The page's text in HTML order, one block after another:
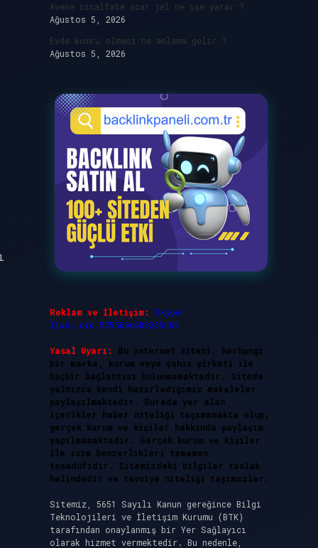
Avene cicalfate scar jel ne işe yarar ?
Ağustos 5, 2026
Evde kumru olması ne anlama gelir ?
Ağustos 5, 2026
Reklam ve İletişim:
Skype:
live:.cid.575569c608265c69
Yasal Uyarı:
Bu internet sitesi, herhangi
bir marka, kurum veya şahıs şirketi ile
hiçbir bağlantısı bulunmamaktadır. Sitede
yalnızca kendi hazırladığımız makaleler
paylaşılmaktadır. Burada yer alan
içerikler haber niteliği taşımamakta olup,
gerçek kurum ve kişiler hakkında paylaşım
yapılmamaktadır. Gerçek kurum ve kişiler
ile isim benzerlikleri tamamen
tesadüfidir. Sitemizdeki bilgiler taslak
halindedir ve tavsiye niteliği taşımazlar.
Sitemiz, 5651 Sayılı Kanun gereğince Bilgi
Teknolojileri ve İletişim Kurumu (BTK)
tarafından onaylanmış bir Yer Sağlayıcı
olarak hizmet vermektedir. Bu nedenle,